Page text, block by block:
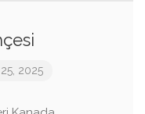
25, 2025